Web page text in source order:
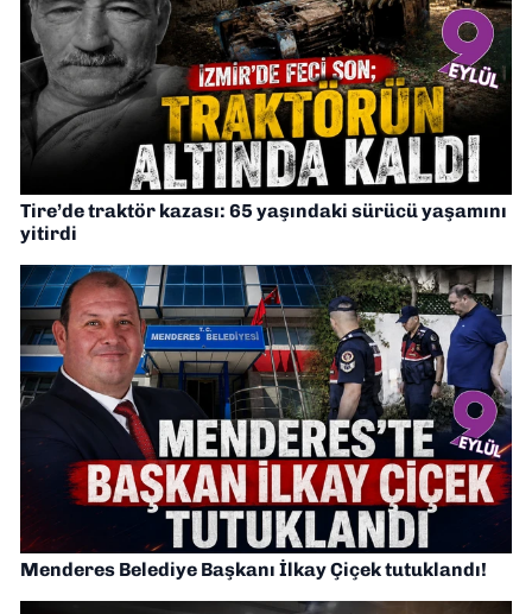
Tire’de traktör kazası: 65 yaşındaki sürücü yaşamını
yitirdi
Menderes Belediye Başkanı İlkay Çiçek tutuklandı!